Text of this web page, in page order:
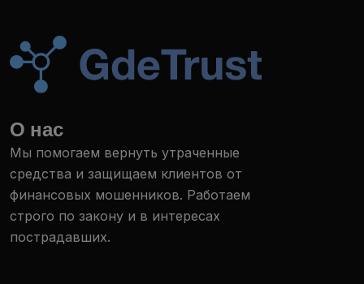
О нас
Мы помогаем вернуть утраченные
средства и защищаем клиентов от
финансовых мошенников. Работаем
строго по закону и в интересах
пострадавших.